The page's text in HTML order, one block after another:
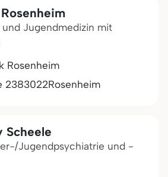
Jugendmedizin mit
Rosenheim
2383022Rosenheim
Scheele
Jugendpsychiatrie und -